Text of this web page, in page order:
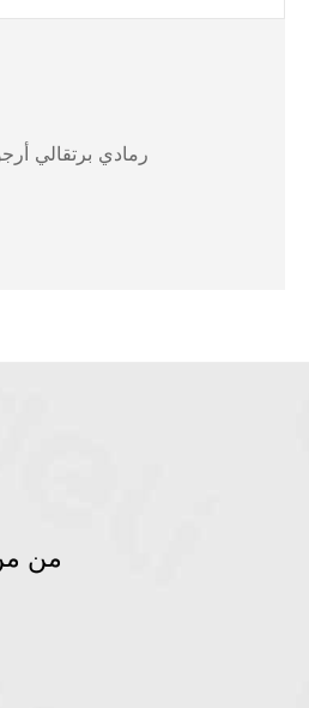
رمادي برتقالي
86-